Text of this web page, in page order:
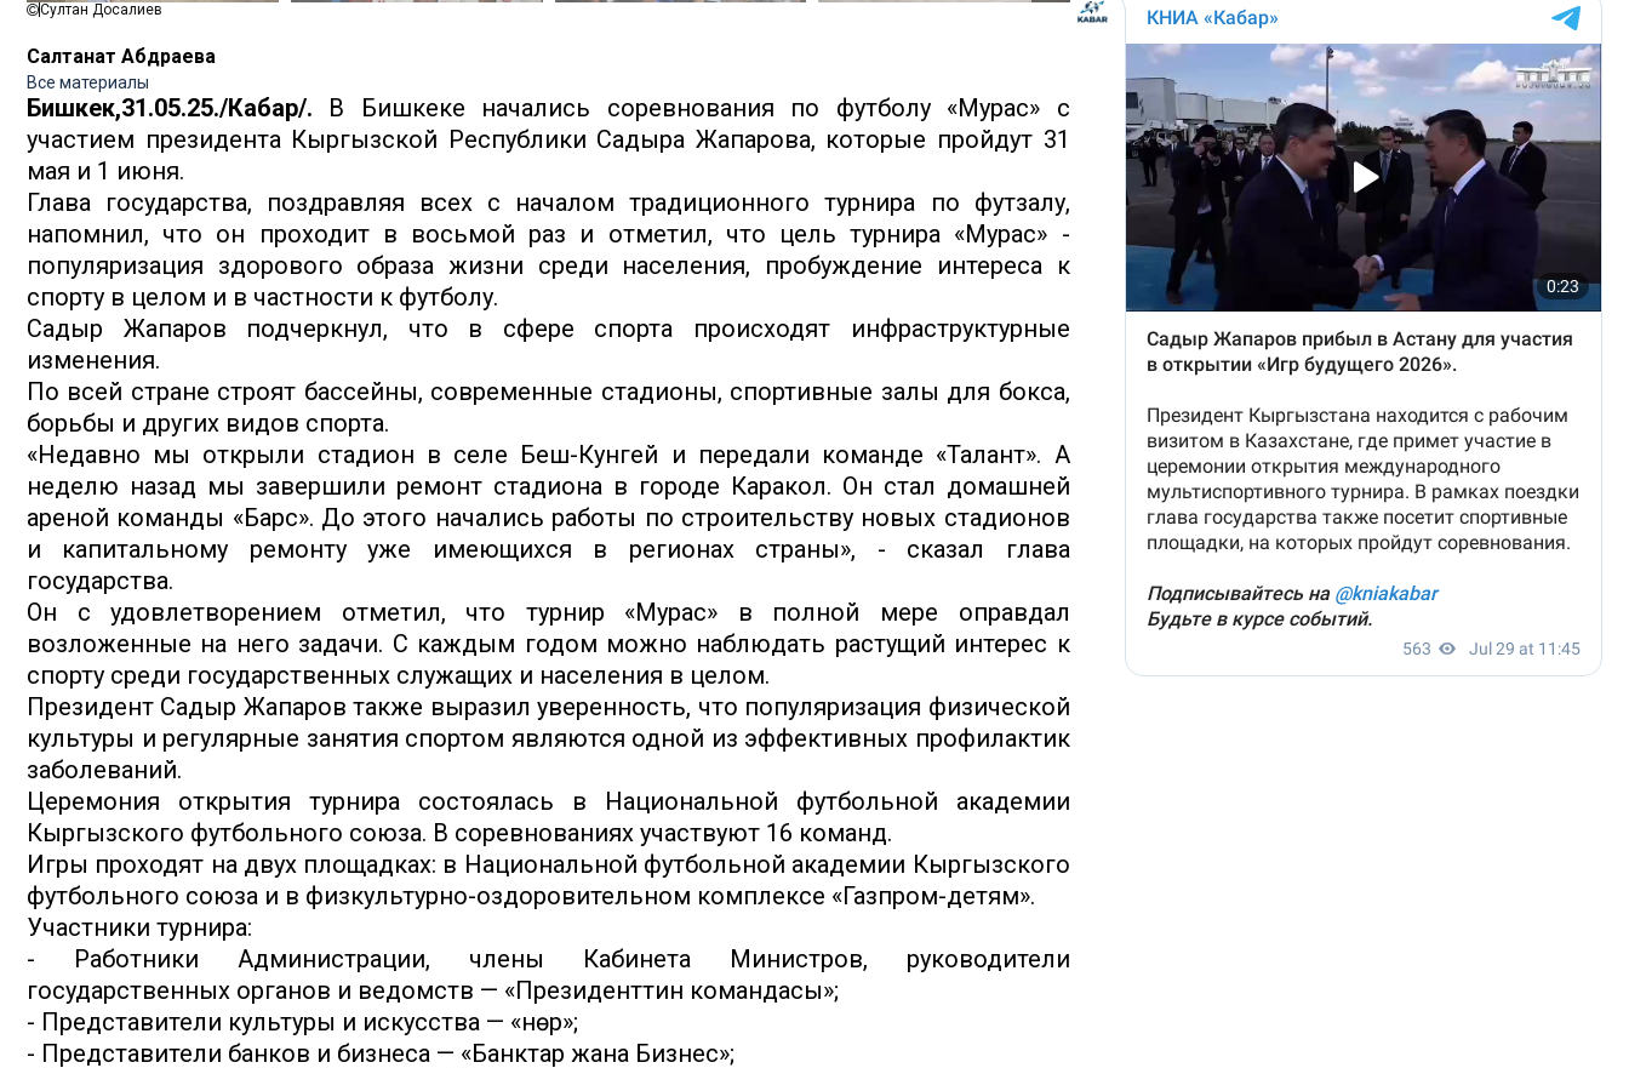
Султан Досалиев
Салтанат Абдраева
Все материалы
Бишкек,31.05.25./Кабар/. В Бишкеке начались соревнования по футболу «Мурас» с
участием президента Кыргызской Республики Садыра Жапарова, которые пройдут 31
мая и 1 июня.
Глава государства, поздравляя всех с началом традиционного турнира по футзалу,
напомнил, что он проходит в восьмой раз и отметил, что цель турнира «Мурас» -
популяризация здорового образа жизни среди населения, пробуждение интереса к
спорту в целом и в частности к футболу.
Садыр Жапаров подчеркнул, что в сфере спорта происходят инфраструктурные
изменения.
По всей стране строят бассейны, современные стадионы, спортивные залы для бокса,
борьбы и других видов спорта.
«Недавно мы открыли стадион в селе Беш-Кунгей и передали команде «Талант». А
неделю назад мы завершили ремонт стадиона в городе Каракол. Он стал домашней
ареной команды «Барс». До этого начались работы по строительству новых стадионов
и капитальному ремонту уже имеющихся в регионах страны», - сказал глава
государства.
Он с удовлетворением отметил, что турнир «Мурас» в полной мере оправдал
возложенные на него задачи. С каждым годом можно наблюдать растущий интерес к
спорту среди государственных служащих и населения в целом.
Президент Садыр Жапаров также выразил уверенность, что популяризация физической
культуры и регулярные занятия спортом являются одной из эффективных профилактик
заболеваний.
Церемония открытия турнира состоялась в Национальной футбольной академии
Кыргызского футбольного союза. В соревнованиях участвуют 16 команд.
Игры проходят на двух площадках: в Национальной футбольной академии Кыргызского
футбольного союза и в физкультурно-оздоровительном комплексе «Газпром-детям».
Участники турнира:
- Работники Администрации, члены Кабинета Министров, руководители
государственных органов и ведомств — «Президенттин командасы»;
- Представители культуры и искусства — «Өнөр»;
- Представители банков и бизнеса — «Банктар жана Бизнес»;